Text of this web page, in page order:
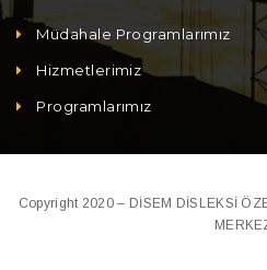
Müdahale Programlarımız
Hizmetlerimiz
Programlarımız
Copyright 2020 – DİSEM DİSLEKSİ